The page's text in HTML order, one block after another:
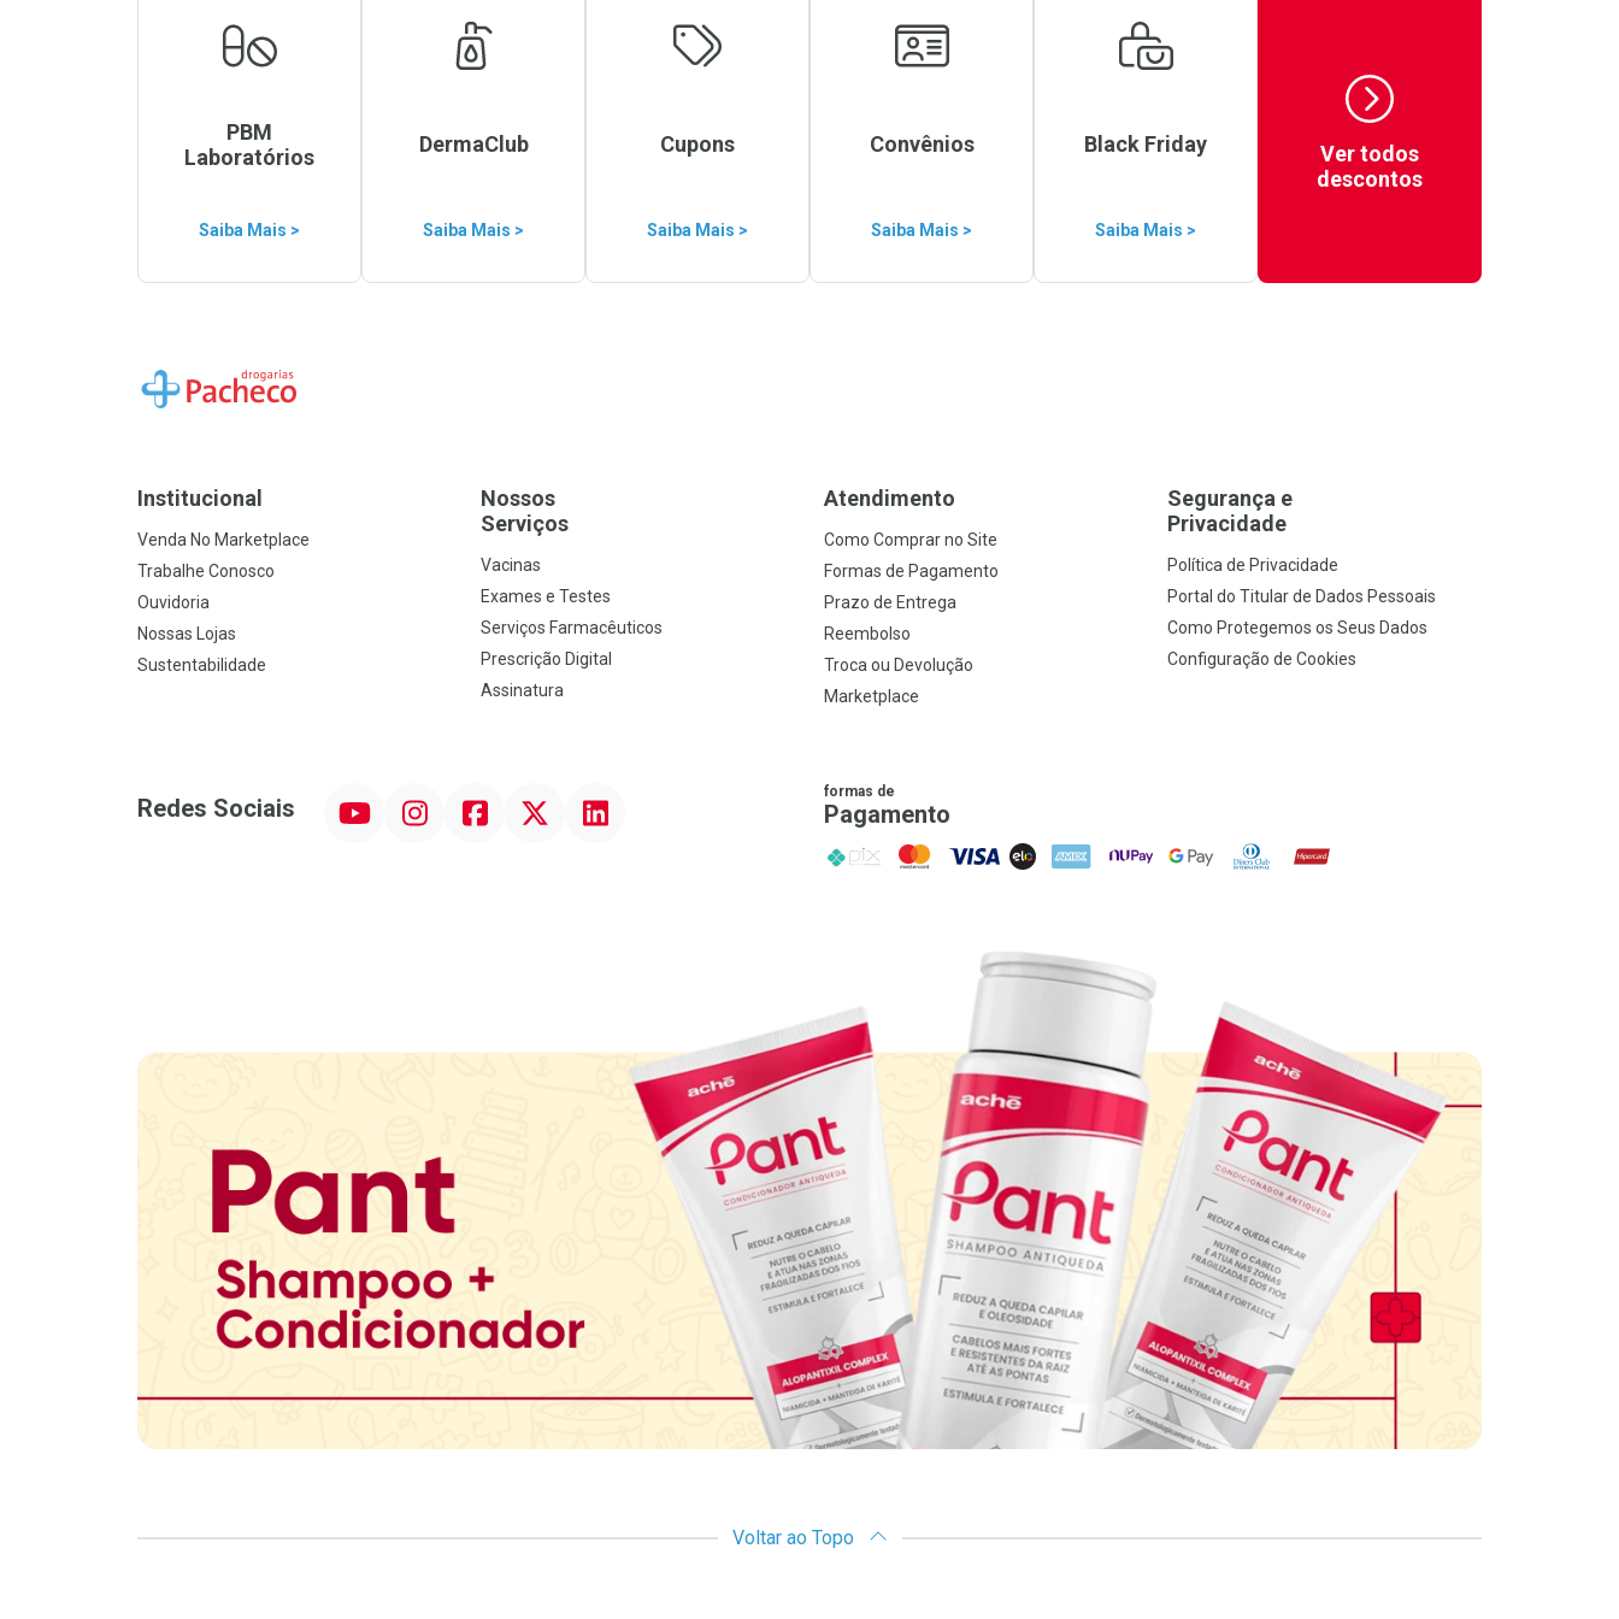
PBM
Laboratórios
Saiba Mais >
DermaClub
Saiba Mais >
Cupons
Saiba Mais >
Convênios
Saiba Mais >
Black Friday
Saiba Mais >
Ver todos
descontos
Ir para a Home
Institucional
Venda No Marketplace
Trabalhe Conosco
Ouvidoria
Nossas Lojas
Sustentabilidade
Nossos
Serviços
Vacinas
Exames e Testes
Serviços Farmacêuticos
Prescrição Digital
Assinatura
Atendimento
Como Comprar no Site
Formas de Pagamento
Prazo de Entrega
Reembolso
Troca ou Devolução
Marketplace
Segurança e
Privacidade
Política de Privacidade
Portal do Titular de Dados Pessoais
Como Protegemos os Seus Dados
Configuração de Cookies
Redes Sociais InstagramFacebookTwitter Linkedin formas de
Pagamento
PIX MasterCard
VISA ELO AMEX NuPay Google PayDiners ClubHipercard
Voltar ao Topo